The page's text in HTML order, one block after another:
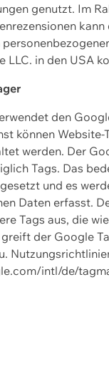
genutzt. Im
kann
LLC. in den USA
den
können Website-
werden. Der
Tags. Das
und es
Daten erfasst.
Tags aus, die
der Google
intl/de/